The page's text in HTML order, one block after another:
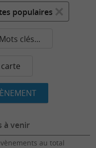
populaires
Mots clés...
à venir
au total